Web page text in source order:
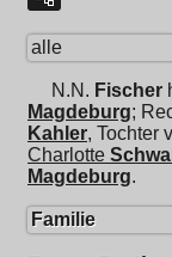
alle
N.N. Fischer
Magdeburg;
Kahler, Tochter
Charlotte
Magdeburg.
Familie